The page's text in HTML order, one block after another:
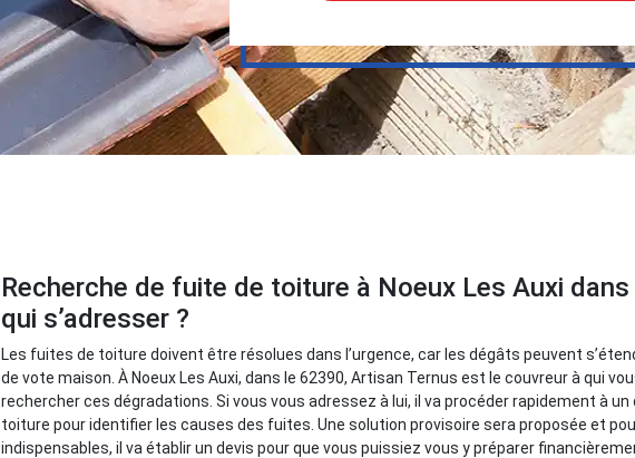
Recherche de fuite de toiture à Noeux Les Auxi
qui s’adresser ?
Les fuites de toiture doivent être résolues dans l’urgence, car les dégâts peuvent
de vote maison. À Noeux Les Auxi, dans le 62390, Artisan Ternus est le couvreur à qui
rechercher ces dégradations. Si vous vous adressez à lui, il va procéder rapidement à
toiture pour identifier les causes des fuites. Une solution provisoire sera proposée et
indispensables, il va établir un devis pour que vous puissiez vous y préparer